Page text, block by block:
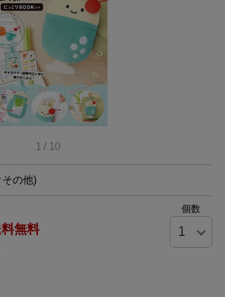
1 / 10
その他)
無料
個数